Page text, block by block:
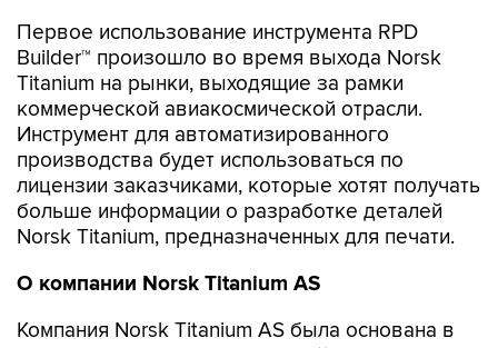
Первое использование инструмента RPD
Builder™ произошло во время выхода Norsk
Titanium на рынки, выходящие за рамки
коммерческой авиакосмической отрасли.
Инструмент для автоматизированного
производства будет использоваться по
лицензии заказчиками, которые хотят получать
больше информации о разработке деталей
Norsk Titanium, предназначенных для печати.
О компании Norsk Titanium AS
Компания Norsk Titanium AS была основана в